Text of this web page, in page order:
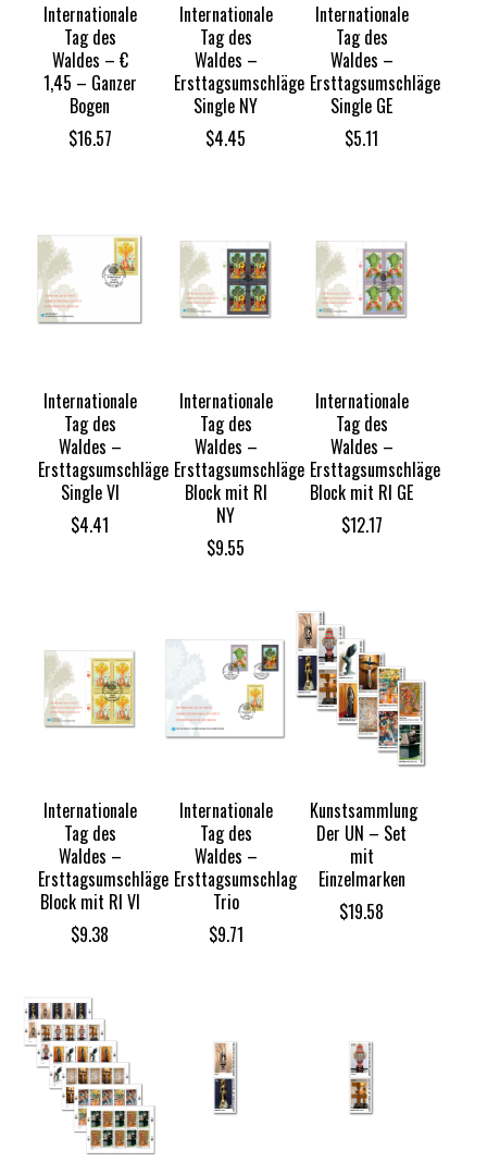
Internationale
Tag des
Waldes – €
1,45 – Ganzer
Bogen
$16.57
Internationale
Tag des
Waldes –
Ersttagsumschläge
Single NY
$4.45
Internationale
Tag des
Waldes –
Ersttagsumschläge
Single GE
$5.11
Internationale
Tag des
Waldes –
Ersttagsumschläge
Single VI
$4.41
Internationale
Tag des
Waldes –
Ersttagsumschläge
Block mit RI
NY
$9.55
Internationale
Tag des
Waldes –
Ersttagsumschläge
Block mit RI GE
$12.17
Internationale
Tag des
Waldes –
Ersttagsumschläge
Block mit RI VI
$9.38
Internationale
Tag des
Waldes –
Ersttagsumschlag
Trio
$9.71
Kunstsammlung
Der UN – Set
mit
Einzelmarken
$19.58